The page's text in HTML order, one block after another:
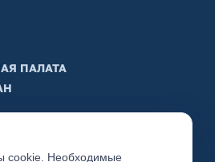
ПАЛАТА
cookie. Необходимые